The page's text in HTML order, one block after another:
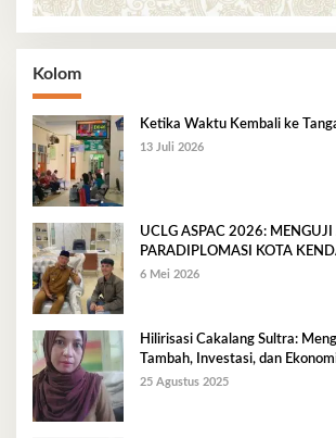
Kolom
Ketika Waktu Kembali ke
13 Juli 2026
UCLG ASPAC 2026: MENGUJI
PARADIPLOMASI KOTA
6 Mei 2026
Hilirisasi Cakalang Sultra:
Tambah, Investasi, dan
Berkelanjutan
25 Agustus 2025